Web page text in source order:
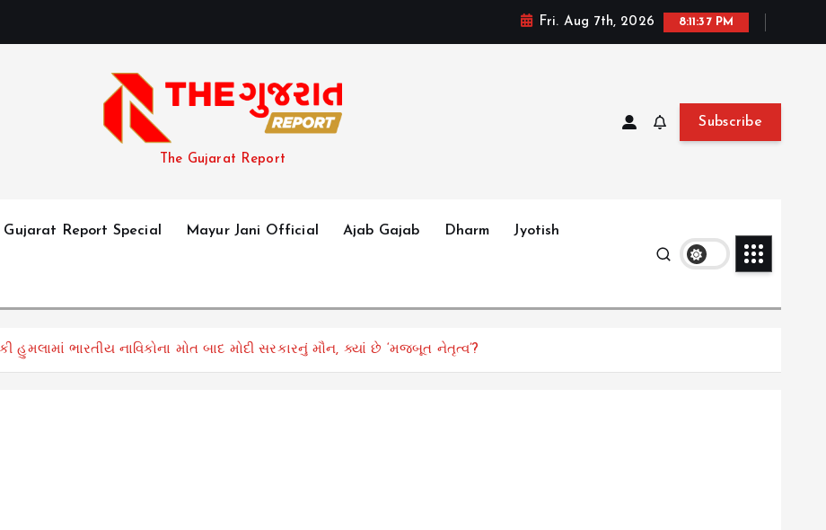
Fri. Aug 7th, 2026 8:11:39 PM
The Gujarat Report
Subscribe
Gujarat Report Special Mayur Jani Official Ajab Gajab Dharm Jyotish
હુમલામાં ભારતીય નાવિકોના મોત બાદ મોદી સરકારનું મૌન, ક્યાં છે ‘મજબૂત નેતૃત્વ’?